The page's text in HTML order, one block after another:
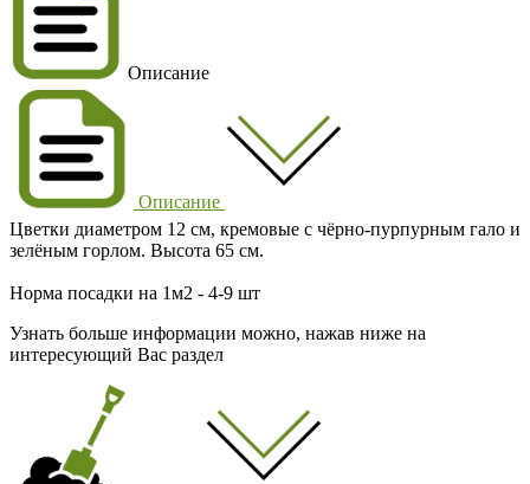
Описание
Описание
Цветки диаметром 12 см, кремовые с чёрно-пурпурным гало и
зелёным горлом. Высота 65 см.
Норма посадки на 1м2 - 4-9 шт
Узнать больше информации можно, нажав ниже на
интересующий Вас раздел